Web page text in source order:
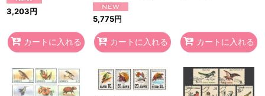
3,203円
カートに入れる
5,775円
カートに入れる カートに入れる